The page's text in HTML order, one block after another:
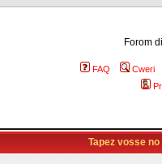
Forom
FAQ
Cweri
Tapez vosse